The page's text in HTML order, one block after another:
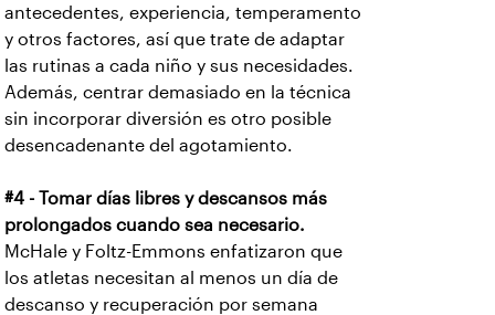
antecedentes, experiencia, temperamento
y otros factores, así que trate de adaptar
las rutinas a cada niño y sus necesidades.
Además, centrar demasiado en la técnica
sin incorporar diversión es otro posible
desencadenante del agotamiento.
#4 - Tomar días libres y descansos más
prolongados cuando sea necesario.
McHale y Foltz-Emmons enfatizaron que
los atletas necesitan al menos un día de
descanso y recuperación por semana